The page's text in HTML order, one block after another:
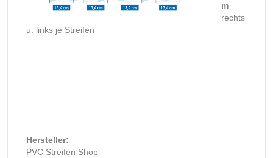
m
rechts
u. links je Streifen
Hersteller:
PVC Streifen Shop